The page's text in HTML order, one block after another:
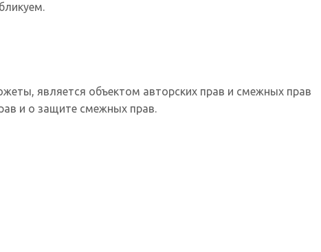
является объектом авторских прав и смежных прав
и о защите смежных прав.